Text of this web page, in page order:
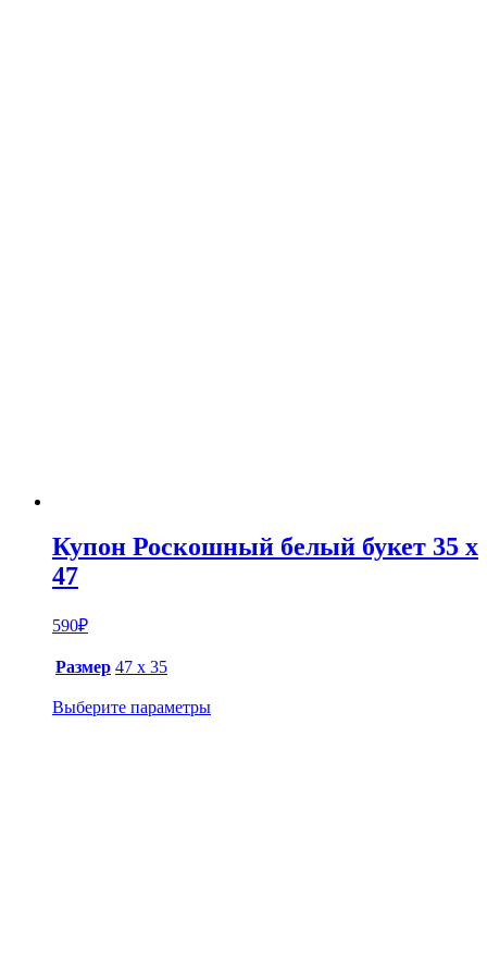
Купон Роскошный белый букет 35 х
47
590₽
Размер 47 х 35
Выберите параметры